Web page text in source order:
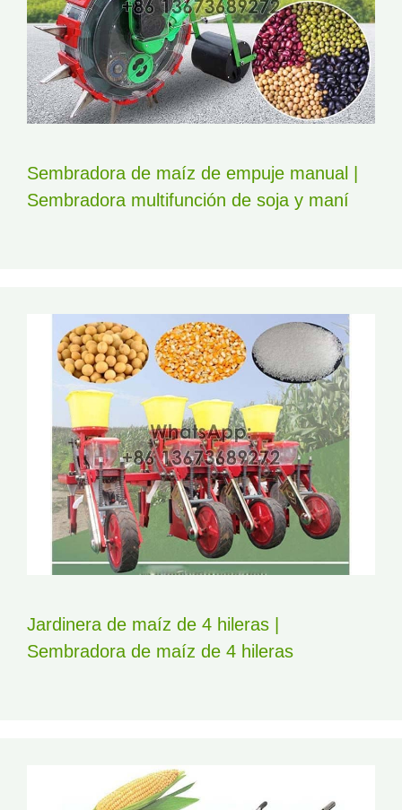
Sembradora de maíz de empuje manual |
Sembradora multifunción de soja y maní
Jardinera de maíz de 4 hileras |
Sembradora de maíz de 4 hileras